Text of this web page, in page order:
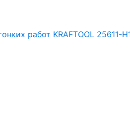
работ KRAFTOOL 25611-